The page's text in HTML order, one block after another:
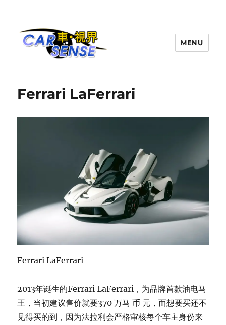
MENU
Ferrari LaFerrari
Ferrari LaFerrari
2013年诞生的Ferrari LaFerrari，为品牌首款油电马
王，当初建议售价就要370 万马 币 元，而想要买还不
见得买的到，因为法拉利会严格审核每个车主身份来